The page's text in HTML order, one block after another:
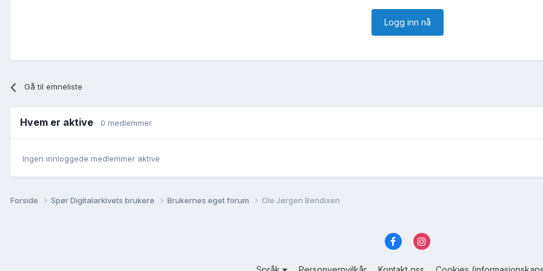
Logg inn nå
Gå til emneliste
Hvem er aktive 0 medlemmer
Ingen innloggede medlemmer aktive
Forside Spør Digitalarkivets brukere Brukernes eget forum Ole Jørgen Bendixen